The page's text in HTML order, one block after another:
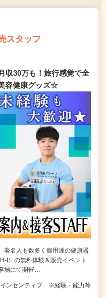
スタッフ
収30万も！旅行感覚で全
容健康グッズ☆
著名人も数多く御用達の健康器
I）の無料体験＆販売イベント
場にて開催…
インセンティブ ※経験・能力等